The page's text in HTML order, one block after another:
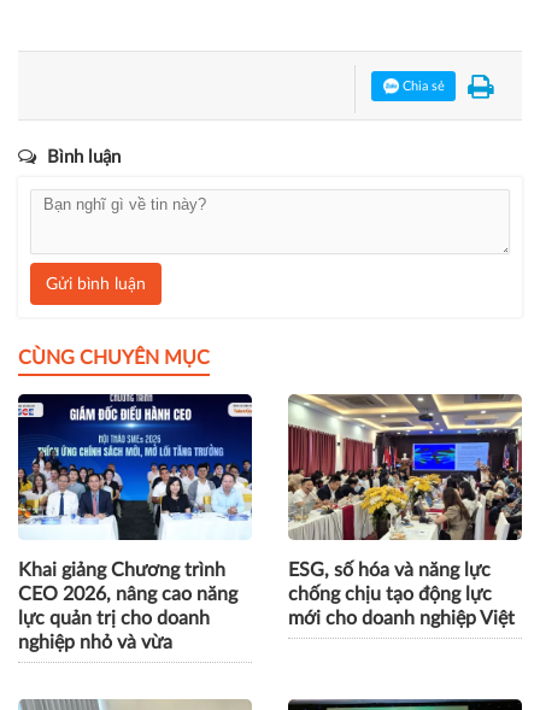
"Toàn văn bài phát biểu của Tổng Bí
thư Tô Lâm với đại biểu tham dự Hội thảo quốc tế Việt Nam
Gửi bình luận
CÙNG CHUYÊN MỤC